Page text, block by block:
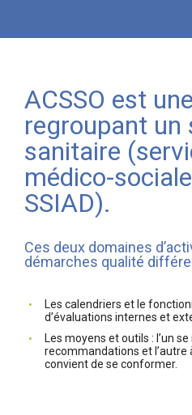
ACSSO est
regroupant un
sanitaire
médico-
SSIAD).
Ces deux domaines
démarches qualité
Les calendriers et le
d’évaluations internes et
Les moyens et outils : l’un
recommandations et l’autre
convient de se conformer.